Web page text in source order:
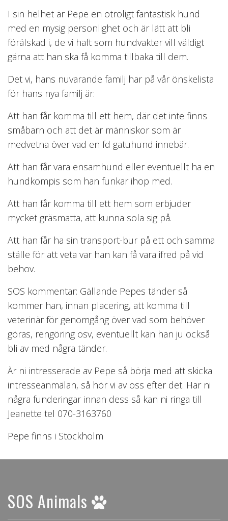
I sin helhet är Pepe en otroligt fantastisk hund
med en mysig personlighet och är lätt att bli
förälskad i, de vi haft som hundvakter vill väldigt
gärna att han ska få komma tillbaka till dem.
Det vi, hans nuvarande familj har på vår önskelista
för hans nya familj är:
Att han får komma till ett hem, där det inte finns
småbarn och att det är människor som är
medvetna över vad en fd gatuhund innebär.
Att han får vara ensamhund eller eventuellt ha en
hundkompis som han funkar ihop med.
Att han får komma till ett hem som erbjuder
mycket gräsmatta, att kunna sola sig på.
Att han får ha sin transport-bur på ett och samma
ställe för att veta var han kan få vara ifred på vid
behov.
SOS kommentar: Gällande Pepes tänder så
kommer han, innan placering, att komma till
veterinär för genomgång över vad som behöver
göras, rengöring osv, eventuellt kan han ju också
bli av med några tänder.
Är ni intresserade av Pepe så börja med att skicka
intresseanmälan, så hör vi av oss efter det. Har ni
några funderingar innan dess så kan ni ringa till
Jeanette tel 070-3163760
Pepe finns i Stockholm
SOS Animals